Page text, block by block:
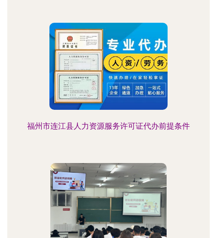
福州市连江县人力资源服务许可证代办前提条件